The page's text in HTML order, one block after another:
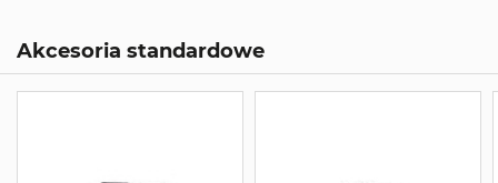
Akcesoria standardowe